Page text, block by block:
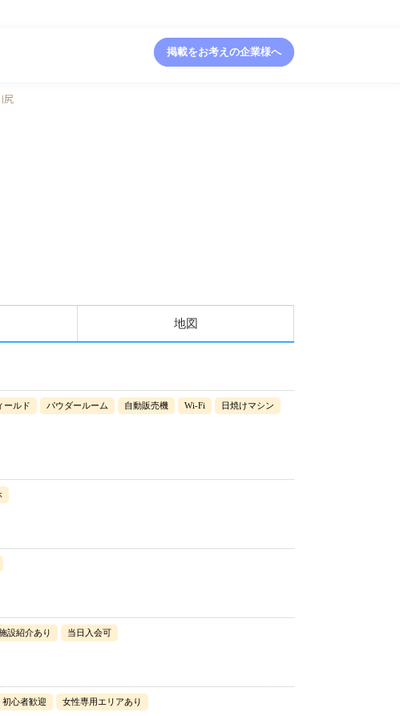
掲載をお考えの企業様へ
尻
地図
ールド パウダールーム 自動販売機 Wi-Fi 日焼けマシン
設紹介あり 当日入会可
初心者歓迎 女性専用エリアあり